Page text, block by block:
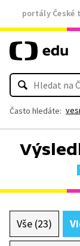
portály České
Často hledáte:
Vše (23)